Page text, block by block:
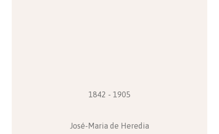
1842 - 1905
José-Maria de Heredia